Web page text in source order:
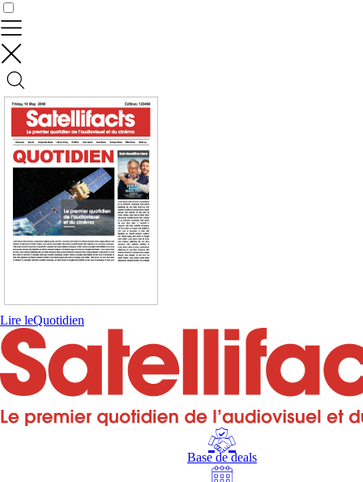
Lire leQuotidien
Base de deals
Contrôler vos données